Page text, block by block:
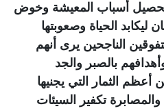
أسباب المعيشة وخوض
ليكابد الحياة وصعوبتها
الناجحين يرى أنهم
بالصبر والجد
أعظم الثمار التي يجنيها
تكفير السيئات